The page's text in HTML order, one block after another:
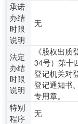
承诺
办结
时限
说明
无
法定
办结
时限
说明
《股权出
34号）第十
登记机关对
登记通知书
专用章。
特别
程序
无